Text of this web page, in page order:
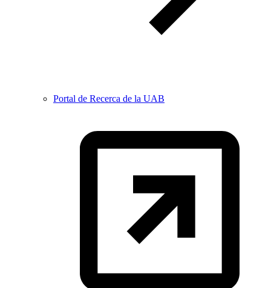
Portal de Recerca de la UAB